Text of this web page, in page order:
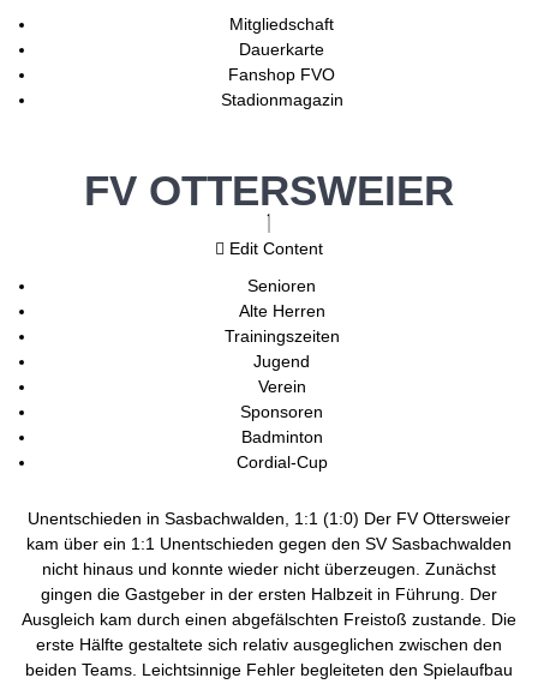
Mitgliedschaft
Dauerkarte
Fanshop FVO
Stadionmagazin
FV OTTERSWEIER
Edit Content
Senioren
Alte Herren
Trainingszeiten
Jugend
Verein
Sponsoren
Badminton
Cordial-Cup
Unentschieden in Sasbachwalden, 1:1 (1:0) Der FV Ottersweier
kam über ein 1:1 Unentschieden gegen den SV Sasbachwalden
nicht hinaus und konnte wieder nicht überzeugen. Zunächst
gingen die Gastgeber in der ersten Halbzeit in Führung. Der
Ausgleich kam durch einen abgefälschten Freistoß zustande. Die
erste Hälfte gestaltete sich relativ ausgeglichen zwischen den
beiden Teams. Leichtsinnige Fehler begleiteten den Spielaufbau